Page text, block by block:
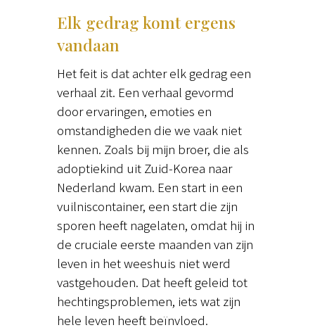
Elk gedrag komt ergens
vandaan
Het feit is dat achter elk gedrag een
verhaal zit. Een verhaal gevormd
door ervaringen, emoties en
omstandigheden die we vaak niet
kennen. Zoals bij mijn broer, die als
adoptiekind uit Zuid-Korea naar
Nederland kwam. Een start in een
vuilniscontainer, een start die zijn
sporen heeft nagelaten, omdat hij in
de cruciale eerste maanden van zijn
leven in het weeshuis niet werd
vastgehouden. Dat heeft geleid tot
hechtingsproblemen, iets wat zijn
hele leven heeft beïnvloed.